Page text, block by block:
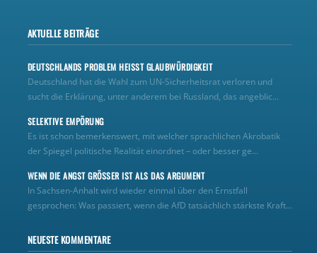
AKTUELLE BEITRÄGE
DEUTSCHLANDS PROBLEM HEISST GLAUBWÜRDIGKEIT
Deutschland hat die Wahl zum UN‑Sicherheitsrat verloren und
sucht die Erklärung, unter anderem bei Russland, das angeblic...
SELEKTIVE EMPÖRUNG
Es ist schon bemerkenswert, mit welcher sprachlichen Akrobatik
der Spiegel politische Realität einordnet – oder besser ge...
WENN DIE ANGST GRÖSSER IST ALS DAS ARGUMENT
In Sachsen-Anhalt wird wieder einmal über den Ernstfall
gesprochen: Was passiert, wenn die AfD tatsächlich stärkste Kraft...
NEUESTE KOMMENTARE